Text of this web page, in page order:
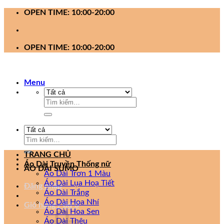
OPEN TIME: 10:00-20:00
OPEN TIME: 10:00-20:00
Menu
Tìm
Tìm
ÁO DÀI SUMO
Đăng nhập
Giỏ hàng /0₫ 0
TRANG CHỦ
Áo Dài Truyền Thống nữ
Áo Dài Trơn 1 Màu
Áo Dài Lụa Hoạ Tiết
Áo Dài Trắng
Áo Dài Hoa Nhí
Áo Dài Hoa Sen
Áo Dài Thêu